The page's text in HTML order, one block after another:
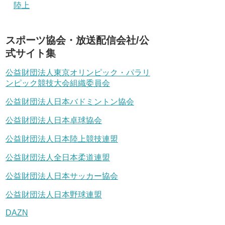
陸上
スポーツ協会・放送配信会社/公
式サイト集
公益財団法人東京オリンピック・パラリ
ンピック競技大会組織委員会
公益財団法人日本バドミントン協会
公益財団法人日本卓球協会
公益財団法人日本陸上競技連盟
公益財団法人全日本柔道連盟
公益財団法人日本サッカー協会
公益財団法人日本野球連盟
DAZN